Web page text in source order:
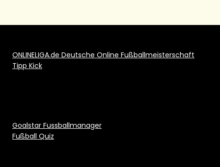
ONLINELIGA.de Deutsche Online Fußballmeisterschaft
Tipp Kick
Goalstar Fussballmanager
Fußball Quiz